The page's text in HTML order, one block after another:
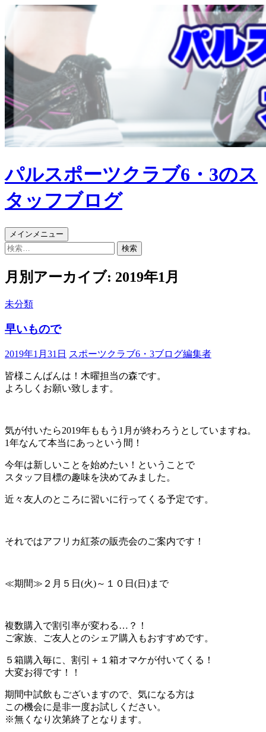
パルスポーツクラブ6・3のス
タッフブログ
検
索
メインメニュー コ
ン
テ
ン
ツ
検
月別アーカイブ: 2019年1月
未分類
早いもので
2019年1月31日 スポーツクラブ6・3ブログ編集者
皆様こんばんは！木曜担当の森です。
よろしくお願い致します。
気が付いたら2019年ももう1月が終わろうとしていますね。
1年なんて本当にあっという間！
今年は新しいことを始めたい！ということで
スタッフ目標の趣味を決めてみました。
近々友人のところに習いに行ってくる予定です。
それではアフリカ紅茶の販売会のご案内です！
≪期間≫２月５日(火)～１０日(日)まで
複数購入で割引率が変わる…？！
ご家族、ご友人とのシェア購入もおすすめです。
５箱購入毎に、割引＋１箱オマケが付いてくる！
大変お得です！！
期間中試飲もございますので、気になる方は
この機会に是非一度お試しください。
※無くなり次第終了となります。